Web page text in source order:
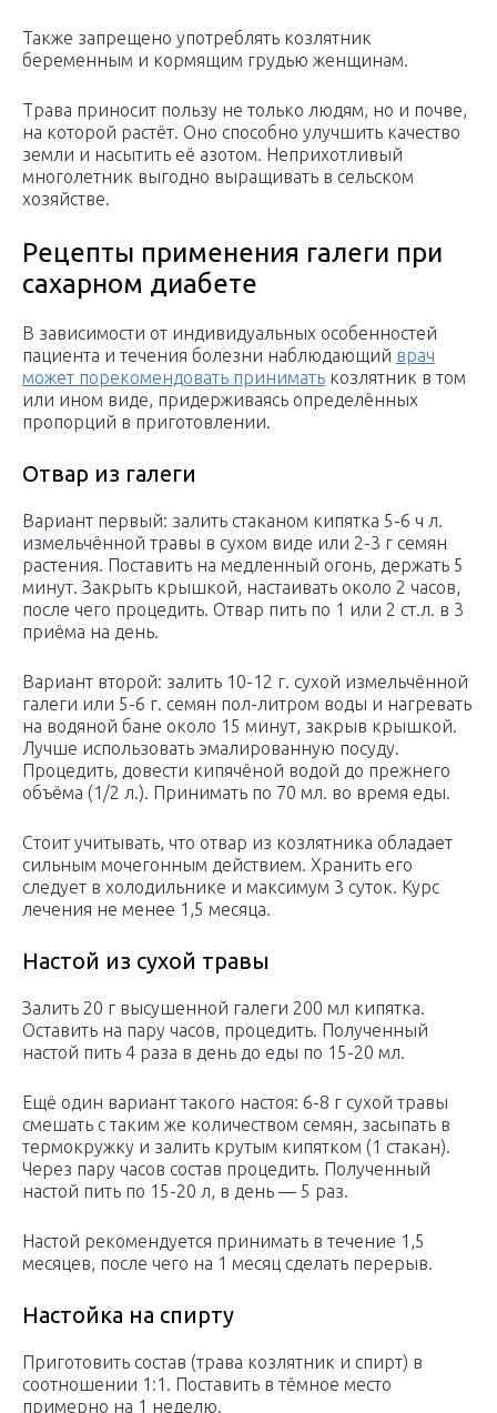
Также запрещено употреблять козлятник
беременным и кормящим грудью женщинам.
Трава приносит пользу не только людям, но и почве,
на которой растёт. Оно способно улучшить качество
земли и насытить её азотом. Неприхотливый
многолетник выгодно выращивать в сельском
хозяйстве.
Рецепты применения галеги при
сахарном диабете
В зависимости от индивидуальных особенностей
пациента и течения болезни наблюдающий врач
может порекомендовать принимать козлятник в том
или ином виде, придерживаясь определённых
пропорций в приготовлении.
Отвар из галеги
Вариант первый: залить стаканом кипятка 5-6 ч л.
измельчённой травы в сухом виде или 2-3 г семян
растения. Поставить на медленный огонь, держать 5
минут. Закрыть крышкой, настаивать около 2 часов,
после чего процедить. Отвар пить по 1 или 2 ст.л. в 3
приёма на день.
Вариант второй: залить 10-12 г. сухой измельчённой
галеги или 5-6 г. семян пол-литром воды и нагревать
на водяной бане около 15 минут, закрыв крышкой.
Лучше использовать эмалированную посуду.
Процедить, довести кипячёной водой до прежнего
объёма (1/2 л.). Принимать по 70 мл. во время еды.
Стоит учитывать, что отвар из козлятника обладает
сильным мочегонным действием. Хранить его
следует в холодильнике и максимум 3 суток. Курс
лечения не менее 1,5 месяца.
Настой из сухой травы
Залить 20 г высушенной галеги 200 мл кипятка.
Оставить на пару часов, процедить. Полученный
настой пить 4 раза в день до еды по 15-20 мл.
Ещё один вариант такого настоя: 6-8 г сухой травы
смешать с таким же количеством семян, засыпать в
термокружку и залить крутым кипятком (1 стакан).
Через пару часов состав процедить. Полученный
настой пить по 15-20 л, в день — 5 раз.
Настой рекомендуется принимать в течение 1,5
месяцев, после чего на 1 месяц сделать перерыв.
Настойка на спирту
Приготовить состав (трава козлятник и спирт) в
соотношении 1:1. Поставить в тёмное место
примерно на 1 неделю.